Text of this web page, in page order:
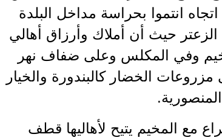
اتجاه انتموا بحراسة مداخل البلدة
حيث أن أملاك وأرزاق أهالي
وفي المكلس وعلى ضفاف نهر
الخضار كالبندورة والخيار
مع المخيم يتيح لأهاليها قطف